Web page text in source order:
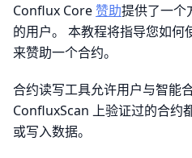
Conflux Core 赞助提供了一个
的用户。 本教程将指导您如何
来赞助一个合约。
合约读写工具允许用户与智能
ConfluxScan 上验证过的合约
或写入数据。